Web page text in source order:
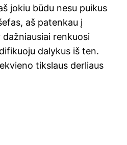
jokiu būdu nesu puikus
aš patenkau į
renkuosi
dalykus iš ten.
tikslaus derliaus